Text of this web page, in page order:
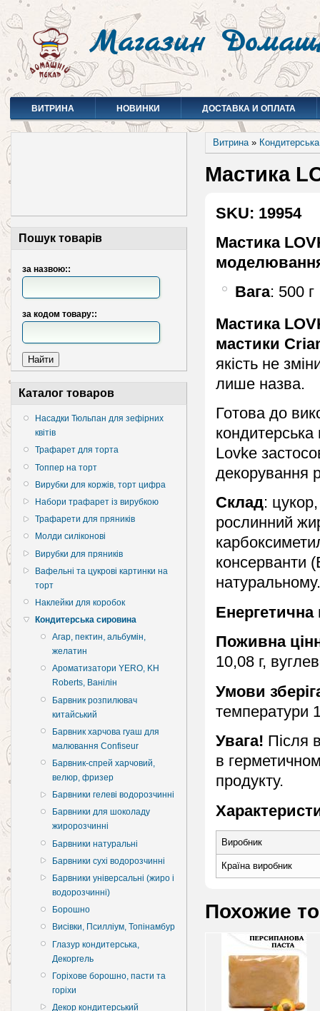
Магазин
ВИТРИНА НОВИНКИ ДОСТАВКА И ОПЛАТА
Пошук товарів
за назвою::
за кодом товару::
Каталог товаров
Насадки Тюльпан для зефірних
квітів
Трафарет для торта
Топпер на торт
Вирубки для коржів, торт цифра
Набори трафарет із вирубкою
Трафарети для пряників
Молди силіконові
Вирубки для пряників
Вафельні та цукрові картинки на
торт
Наклейки для коробок
Кондитерська сировина
Агар, пектин, альбумін,
желатин
Ароматизатори YERO, KH
Roberts, Ванілін
Барвник розпилювач
китайський
Барвник харчова гуаш для
малювання Confiseur
Барвник-спрей харчовий,
велюр, фризер
Барвники гелеві водорозчинні
Барвники для шоколаду
жиророзчинні
Барвники натуральні
Барвники сухі водорозчинні
Барвники універсальні (жиро і
водорозчинні)
Борошно
Висівки, Псилліум, Топінамбур
Глазур кондитерська,
Декоргель
Горіхове борошно, пасти та
горіхи
Декор кондитерський
Витрина»
Мастика
SKU: 19954
Мастика
Вага: 500 г
Мастика
мастики
якість не
лише назва.
Готова до
кондитерська
Lovke
декорування
Склад:
рослинний
консерванти
натуральному.
Енергетична
Поживна
10,08 г,
Умови
температури
Увага! Після
в
продукту.
Виробник
Країна виробник
Похожие